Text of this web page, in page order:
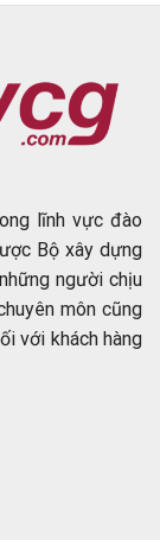
lĩnh vực đào
Bộ xây dựng
người chịu
môn cũng
với khách hàng